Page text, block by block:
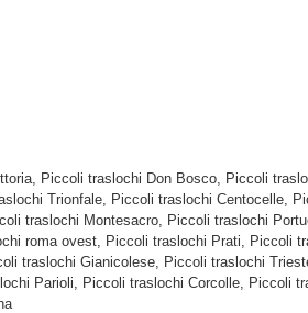
Piccoli traslochi Don Bosco, Piccoli
Trionfale, Piccoli traslochi Centocelle,
traslochi Montesacro, Piccoli traslochi
roma ovest, Piccoli traslochi Prati, Piccoli
traslochi Gianicolese, Piccoli traslochi
Parioli, Piccoli traslochi Corcolle, Piccoli